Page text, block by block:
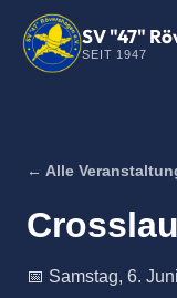
SV "47"
SEIT 1947
← Alle
📅 Samstag, 6.